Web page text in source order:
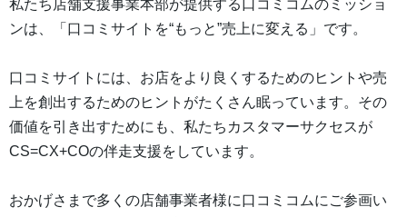
私たち店舗支援事業本部が提供する口コミコムのミッショ
ンは、「口コミサイトを“もっと”売上に変える」です。
口コミサイトには、お店をより良くするためのヒントや売
上を創出するためのヒントがたくさん眠っています。その
価値を引き出すためにも、私たちカスタマーサクセスが
CS=CX+COの伴走支援をしています。
おかげさまで多くの店舗事業者様に口コミコムにご参画い